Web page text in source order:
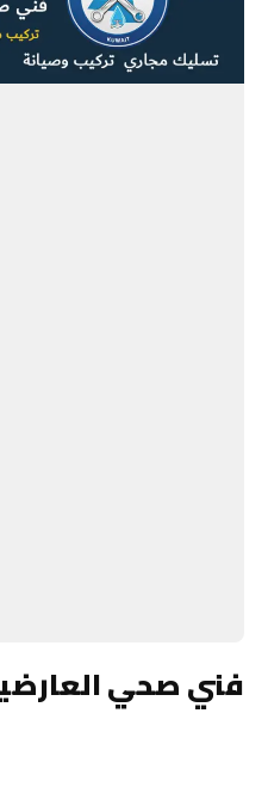
فني صحي العارضية